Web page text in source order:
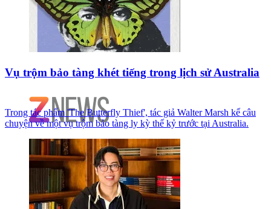
Vụ trộm bảo tàng khét tiếng trong lịch sử Australia
Trong tác phẩm 'The Butterfly Thief', tác giả Walter Marsh kể câu
chuyện về một vụ trộm bảo tàng ly kỳ thế kỷ trước tại Australia.